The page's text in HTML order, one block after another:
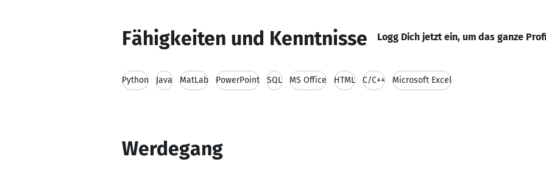
Fähigkeiten und Kenntnisse Logg Dich jetzt ein, um das ganze
Python Java MatLab PowerPoint SQL MS Office HTML C/C++ Microsoft Excel
Werdegang